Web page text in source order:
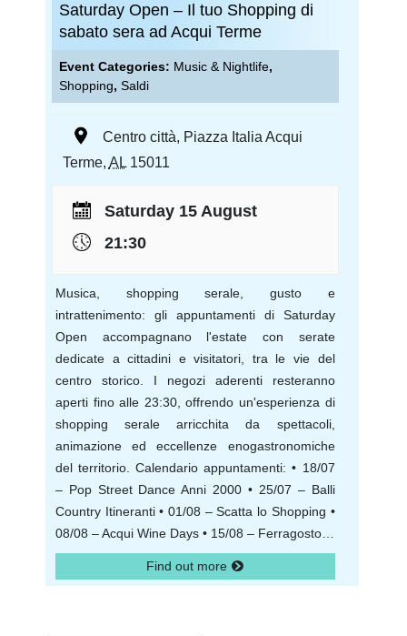
Saturday Open – Il tuo Shopping di
sabato sera ad Acqui Terme
Event Categories: Music & Nightlife,
Shopping, Saldi
Centro città, Piazza Italia Acqui
Terme, AL 15011
Saturday 15 August
21:30
Musica, shopping serale, gusto e
intrattenimento: gli appuntamenti di Saturday
Open accompagnano l'estate con serate
dedicate a cittadini e visitatori, tra le vie del
centro storico. I negozi aderenti resteranno
aperti fino alle 23:30, offrendo un'esperienza di
shopping serale arricchita da spettacoli,
animazione ed eccellenze enogastronomiche
del territorio. Calendario appuntamenti: • 18/07
– Pop Street Dance Anni 2000 • 25/07 – Balli
Country Itineranti • 01/08 – Scatta lo Shopping •
08/08 – Acqui Wine Days • 15/08 – Ferragosto…
Find out more